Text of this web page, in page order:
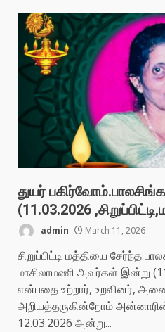
துயர்
(11.03.2026
admin March 11, 2026
சிறுப்பிட்டி மத்தியை சேர்ந்த
மாசிலாமணி அவர்கள் இன்று
என்பதை உற்றார், உறவினர்,
அறியத்தருகின்றோம்
12.03.2026 அன்று...